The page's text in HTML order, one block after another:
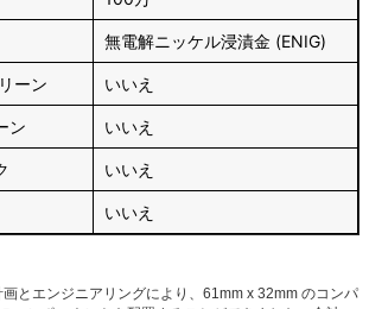
無電解ニッケル浸漬金 (ENIG)
ーン いいえ
ン いいえ
いいえ
いいえ
とエンジニアリングにより、61mm x 32mm のコンパ